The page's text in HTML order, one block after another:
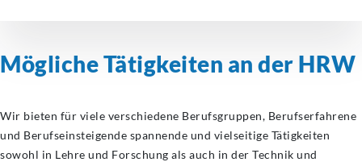
Mögliche Tätigkeiten an der HRW
Wir bieten für viele verschiedene Berufsgruppen, Berufserfahrene
und Berufseinsteigende spannende und vielseitige Tätigkeiten
sowohl in Lehre und Forschung als auch in der Technik und